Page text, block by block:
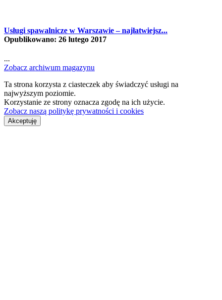
Usługi spawalnicze w Warszawie – najłatwiejsz...
Opublikowano: 26 lutego 2017
...
Zobacz archiwum magazynu
Ta strona korzysta z ciasteczek aby świadczyć usługi na
najwyższym poziomie.
Korzystanie ze strony oznacza zgodę na ich użycie.
Zobacz naszą politykę prywatności i cookies
Akceptuję